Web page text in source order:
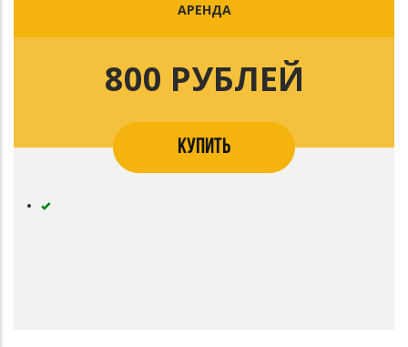
АРЕНДА
800 РУБЛЕЙ
КУПИТЬ